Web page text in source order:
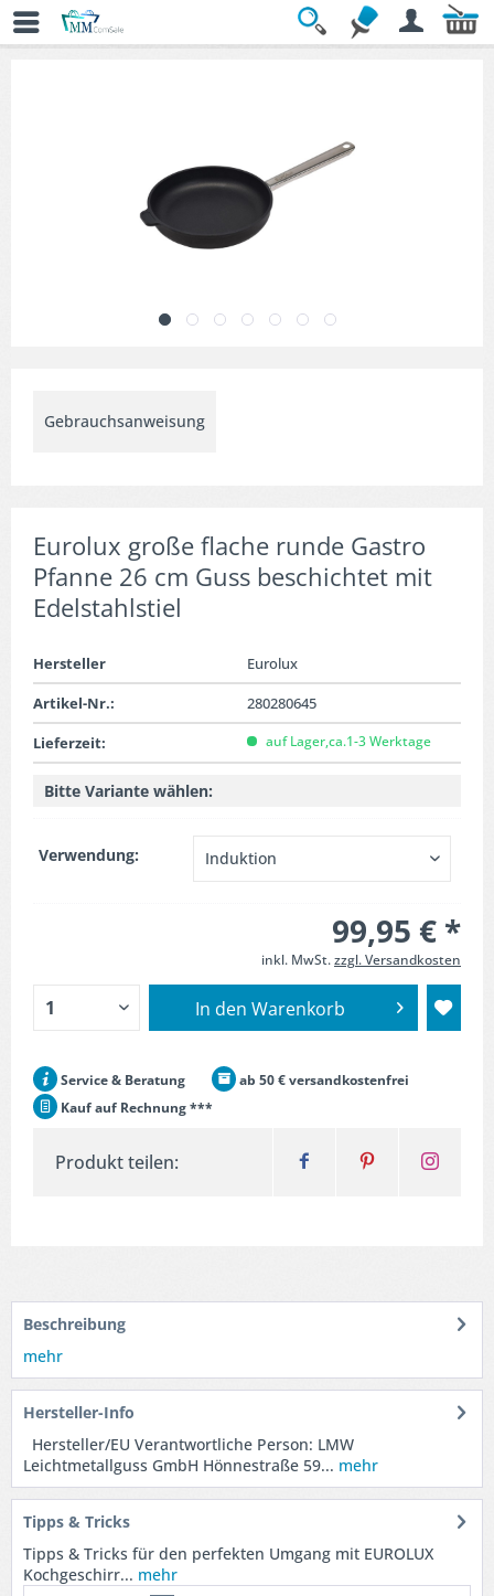
Übersicht
Gebrauchsanweisung
Eurolux große flache runde Gastro
Pfanne 26 cm Guss beschichtet mit
Edelstahlstiel
Hersteller
Eurolux
Artikel-Nr.:
280280645
Lieferzeit:
auf Lager,ca.1-3 Werktage
Bitte Variante wählen:
Verwendung:
99,95 € *
inkl. MwSt.zzgl. Versandkosten
In den Warenkorb
Service & Beratung
ab 50 € versandkostenfrei
Kauf auf Rechnung ***
Produkt teilen:
Beschreibung
mehr
Hersteller-Info
Hersteller/EU Verantwortliche Person: LMW
Leichtmetallguss GmbH Hönnestraße 59... mehr
Tipps & Tricks
Tipps & Tricks für den perfekten Umgang mit EUROLUX
Kochgeschirr... mehr